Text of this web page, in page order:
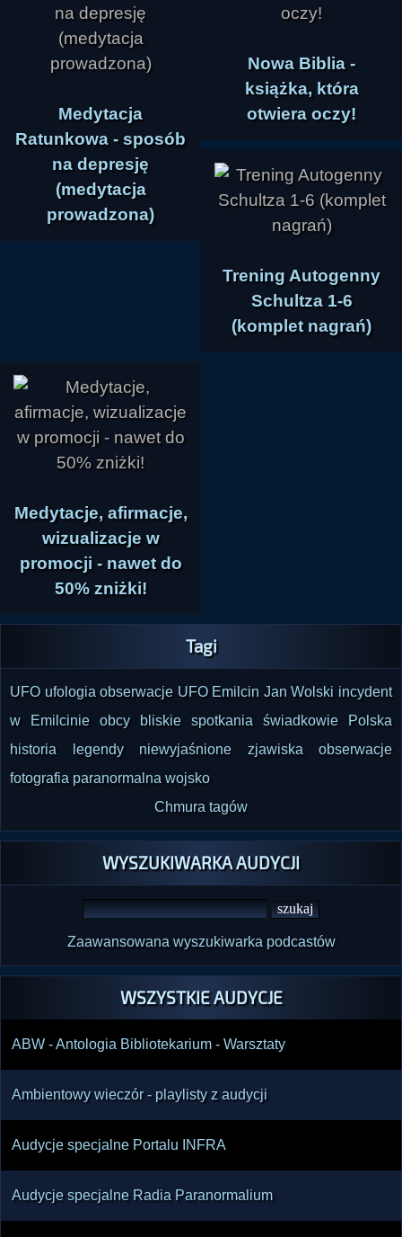
Medytacja
Ratunkowa - sposób
na depresję
(medytacja
prowadzona)
Nowa Biblia -
książka, która
otwiera oczy!
Trening Autogenny
Schultza 1-6
(komplet nagrań)
Medytacje, afirmacje,
wizualizacje w
promocji - nawet do
50% zniżki!
Tagi
UFO ufologia obserwacje UFO Emilcin Jan Wolski incydent
w Emilcinie
obcy bliskie spotkania świadkowie
Polska
historia
legendy niewyjaśnione zjawiska
obserwacje
fotografia paranormalna wojsko
Chmura tagów
WYSZUKIWARKA AUDYCJI
Zaawansowana wyszukiwarka podcastów
WSZYSTKIE AUDYCJE
ABW - Antologia Bibliotekarium - Warsztaty
Ambientowy wieczór - playlisty z audycji
Audycje specjalne Portalu INFRA
Audycje specjalne Radia Paranormalium